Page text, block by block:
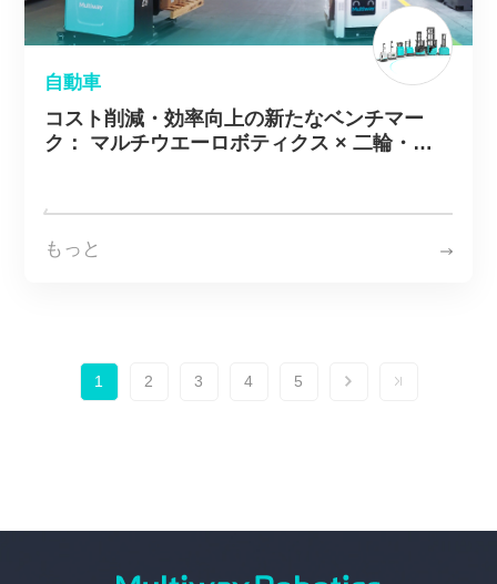
自動車
コスト削減・効率向上の新たなベンチマー
ク： マルチウエーロボティクス × 二輪・四
もっと
1 2 3 4 5